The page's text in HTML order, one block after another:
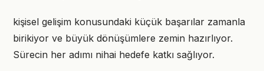
kişisel gelişim konusundaki küçük başarılar zamanla
birikiyor ve büyük dönüşümlere zemin hazırlıyor.
Sürecin her adımı nihai hedefe katkı sağlıyor.